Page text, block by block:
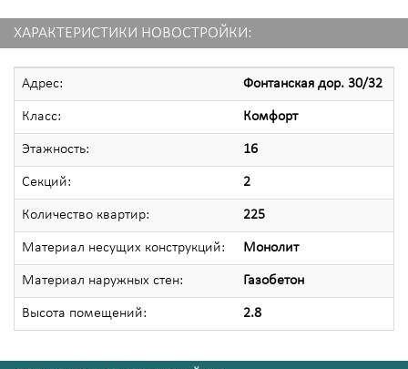
ХАРАКТЕРИСТИКИ НОВОСТРОЙКИ:
Адрес: Фонтанская дор. 30/32
Класс: Комфорт
Этажность: 16
Секций: 2
Количество квартир: 225
Материал несущих конструкций: Монолит
Материал наружных стен: Газобетон
Высота помещений: 2.8